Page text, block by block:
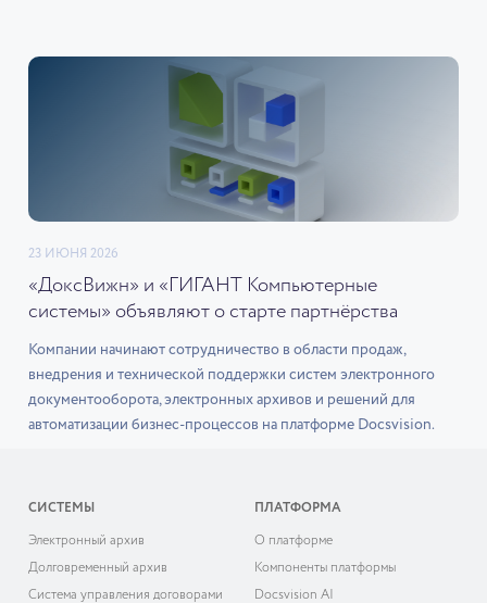
23 ИЮНЯ 2026
«ДоксВижн» и «ГИГАНТ Компьютерные
системы» объявляют о старте партнёрства
Компании начинают сотрудничество в области продаж,
внедрения и технической поддержки систем электронного
документооборота, электронных архивов и решений для
автоматизации бизнес-процессов на платформе Docsvision.
СИСТЕМЫ
Электронный архив
Долговременный архив
Система управления договорами
ПЛАТФОРМА
О платформе
Компоненты платформы
Docsvision AI